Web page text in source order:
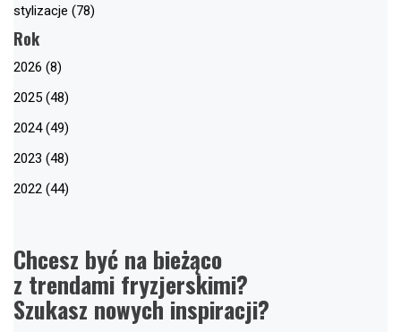
stylizacje (78)
Rok
2026 (8)
2025 (48)
2024 (49)
2023 (48)
2022 (44)
Chcesz być na bieżąco
z trendami fryzjerskimi?
Szukasz nowych inspiracji?